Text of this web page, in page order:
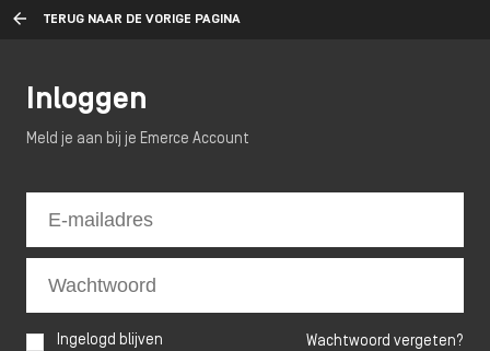
TERUG NAAR DE VORIGE PAGINA
Inloggen
Meld je aan bij je Emerce Account
Ingelogd blijven Wachtwoord vergeten?